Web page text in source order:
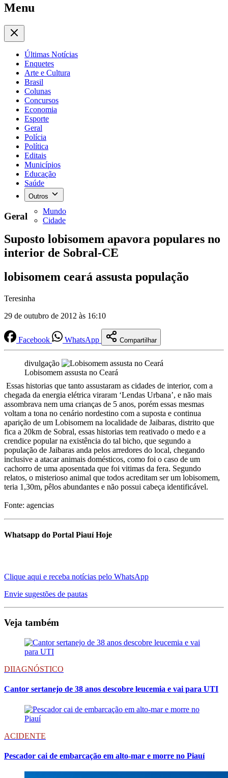
Menu
Últimas Notícias
Enquetes
Arte e Cultura
Brasil
Colunas
Concursos
Economia
Esporte
Geral
Polícia
Política
Editais
Municípios
Educação
Saúde
Outros
Mundo
Cidade
Geral
Suposto lobisomem apavora populares no
interior de Sobral-CE
lobisomem ceará assusta população
Teresinha
29 de outubro de 2012 às 16:10
Facebook WhatsApp Compartilhar
divulgação
Lobisomem assusta no Ceará
Essas historias que tanto assustaram as cidades de interior, com a
chegada da energia elétrica viraram ‘Lendas Urbana’, e não mais
assombrava nem uma crianças de 5 anos, porém essas mesmas
voltam a tona no cenário nordestino com a suposta e continua
aparição de um Lobisomem na localidade de Jaibaras, distrito que
fica a 20km de Sobral, essas historias tem reativado o medo e a
crendice popular na existência do tal bicho, que segundo a
população de Jaibaras anda pelos arredores do local, chegando
inclusive a atacar animais domésticos, como foi o caso de um
cachorro de uma aposentada que foi vitimas da fera. Segundo
relatos, o misterioso animal que todos acreditam ser um lobisomem,
teria 1,30m, pêlos abundantes e não possui cabeça identificável.
Fonte: agencias
Whatsapp do Portal Piauí Hoje
Clique aqui e receba notícias pelo WhatsApp
Envie sugestões de pautas
Veja também
DIIAGNÓSTICO
Cantor sertanejo de 38 anos descobre leucemia e vai para UTI
ACIDENTE
Pescador cai de embarcação em alto-mar e morre no Piauí